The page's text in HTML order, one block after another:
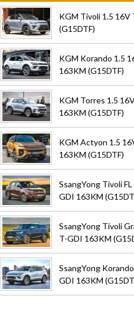
KGM Tivoli 1.5 16V
(G15DTF)
KGM Korando 1.5
163KM (G15DTF)
KGM Torres 1.5
163KM (G15DTF)
KGM Actyon 1.5
163KM (G15DTF)
SsangYong Tivoli
GDI 163KM
SsangYong Tivoli
T-GDI 163KM
SsangYong
GDI 163KM